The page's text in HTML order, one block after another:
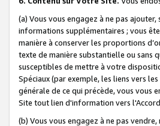
(a) Vous vous engagez à ne pas
informations supplémentaires ; vous
manière à conserver les proportions
texte de manière substantielle ou sans
susceptibles de mettre à votre
Spéciaux (par exemple, les liens vers
générale de ce qui précède, vous vous
Site tout lien d'information vers
(b) Vous vous engagez à ne pas